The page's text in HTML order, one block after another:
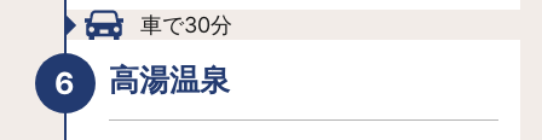
が見渡せ、東に福島市街地、西に吾
妻・安達太良連峰が望める。※この他に
も、大森城山公園、大蔵寺のしだれ
伝えられています。
湯・手湯」があり、源泉掛け流しの温
泉でリラックスしながら、美しい庭園
車で30分
高湯温泉